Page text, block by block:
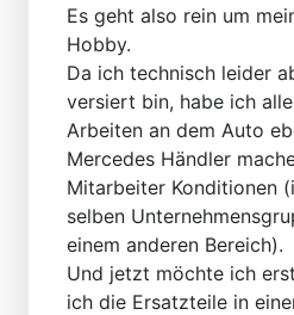
Es geht also rein um
Hobby.
Da ich technisch leider
versiert bin, habe ich
Arbeiten an dem Auto
Mercedes Händler
Mitarbeiter Konditionen
selben
einem anderen Bereich).
Und jetzt möchte ich
ich die Ersatzteile in